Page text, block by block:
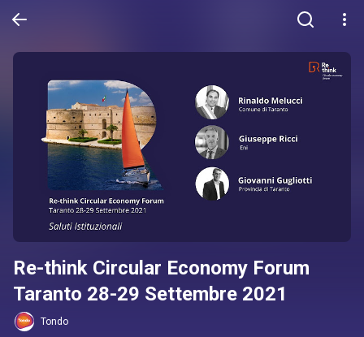
Re-think Circular Economy Forum
Taranto 28-29 Settembre 2021
Tondo